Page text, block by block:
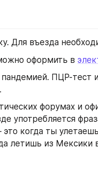
Для въезда
оформить в
пандемией. ПЦР-тест
форумах и
употребляется
когда ты
летишь из Мексики